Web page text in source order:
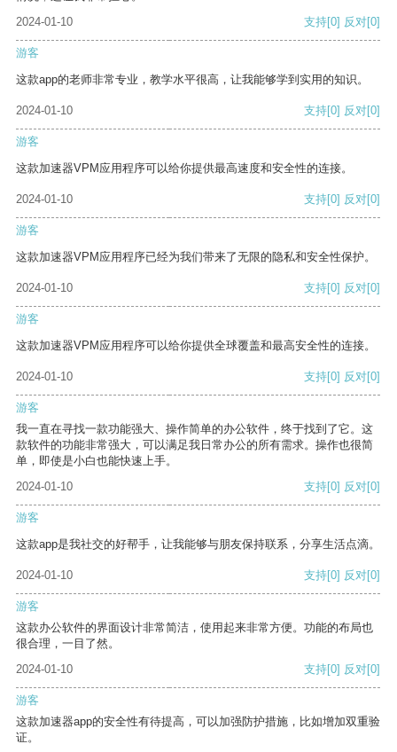
2024-01-10
支持[0] 反对[0]
游客
这款app的老师非常专业，教学水平很高，让我能够学到实用的知识。
2024-01-10 支持[0] 反对[0]
游客
这款加速器VPM应用程序可以给你提供最高速度和安全性的连接。
2024-01-10 支持[0] 反对[0]
游客
这款加速器VPM应用程序已经为我们带来了无限的隐私和安全性保护。
2024-01-10 支持[0] 反对[0]
游客
这款加速器VPM应用程序可以给你提供全球覆盖和最高安全性的连接。
2024-01-10 支持[0] 反对[0]
游客
我一直在寻找一款功能强大、操作简单的办公软件，终于找到了它。这
款软件的功能非常强大，可以满足我日常办公的所有需求。操作也很简
单，即使是小白也能快速上手。
2024-01-10
支持[0] 反对[0]
游客
这款app是我社交的好帮手，让我能够与朋友保持联系，分享生活点滴。
2024-01-10 支持[0] 反对[0]
游客
这款办公软件的界面设计非常简洁，使用起来非常方便。功能的布局也
很合理，一目了然。
2024-01-10
支持[0] 反对[0]
游客
这款加速器app的安全性有待提高，可以加强防护措施，比如增加双重验
证。